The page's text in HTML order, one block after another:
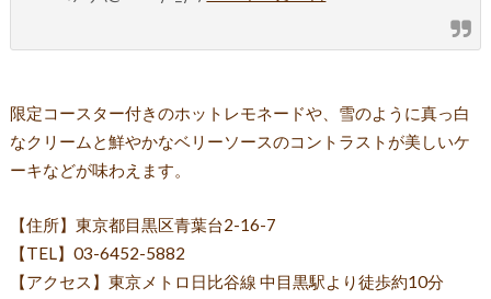
限定コースター付きのホットレモネードや、雪のように真っ白
なクリームと鮮やかなベリーソースのコントラストが美しいケ
ーキなどが味わえます。
【住所】東京都目黒区青葉台2-16-7
【TEL】03-6452-5882
【アクセス】東京メトロ日比谷線 中目黒駅より徒歩約10分